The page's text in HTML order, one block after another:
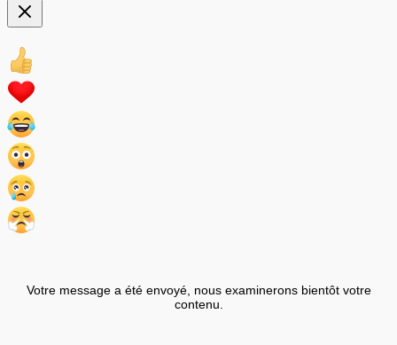
Votre message a été envoyé, nous examinerons bientôt votre
contenu.